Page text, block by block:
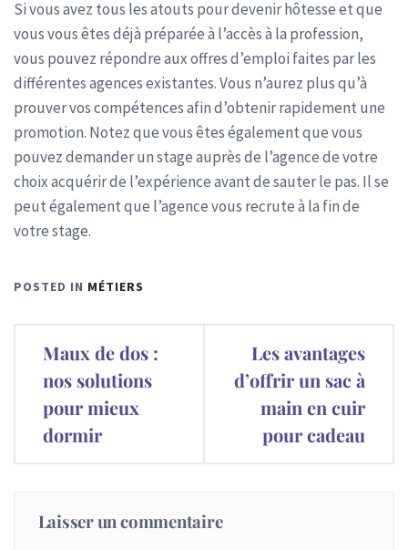
Si vous avez tous les atouts pour devenir hôtesse et que
vous vous êtes déjà préparée à l’accès à la profession,
vous pouvez répondre aux offres d’emploi faites par les
différentes agences existantes. Vous n’aurez plus qu’à
prouver vos compétences afin d’obtenir rapidement une
promotion. Notez que vous êtes également que vous
pouvez demander un stage auprès de l’agence de votre
choix acquérir de l’expérience avant de sauter le pas. Il se
peut également que l’agence vous recrute à la fin de
votre stage.
POSTED IN MÉTIERS
Navigation
l’article
Maux de dos :
nos solutions
pour mieux
dormir
Les avantages
d’offrir un sac à
main en cuir
pour cadeau
Laisser un commentaire